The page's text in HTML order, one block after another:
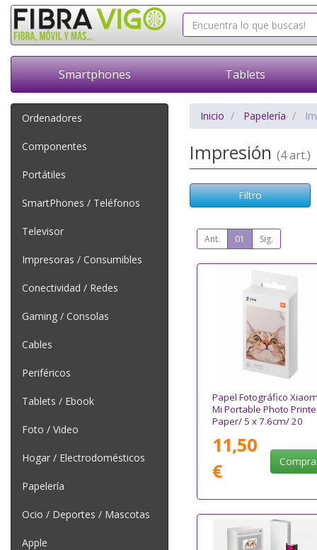
Smartphones Tablets
Ordenadores
Componentes
Portátiles
SmartPhones / Teléfonos
Televisor
Impresoras / Consumibles
Conectividad / Redes
Gaming / Consolas
Cables
Periféricos
Tablets / Ebook
Foto / Video
Hogar / Electrodomésticos
Papelería
Ocio / Deportes / Mascotas
Apple
Inicio Papelería
Impresión (4 art.)
Filtro
Ant. 01 Sig.
Papel Fotográfico
Mi Portable Photo
Paper/ 5 x 7.6cm/ 20
11,50
€